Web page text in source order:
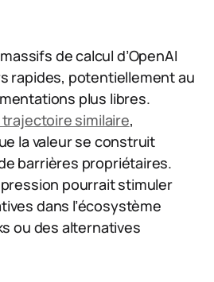
de calcul d’OpenAI
rapides, potentiellement au
plus libres.
similaire,
la valeur se construit
barrières propriétaires.
pourrait stimuler
dans l’écosystème
ou des alternatives